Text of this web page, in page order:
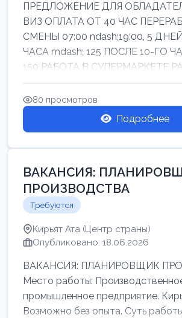
ПРЕДЛОЖЕНИЕ ДЛЯ
ВИЗ ОПЛАТА ОТ 40 ЧАС
СМЕНЫ 07:00 ndash;19:00, 5
ЧАСА mdash; 125 ПОСЛЕ 10-ГО
150 РАБОТА В СУПЕРМАРКЕТЕ
ТОВАРОВ НЕ ТЯЖ...
80 просмотров
Подробнее
ВАКАНСИЯ:
ПРОИЗВОДСТВА
Требуются
Кирьят Ата (Центр страны)
Опубликовано: 18.06.2026
ВАКАНСИЯ: ПЛАНИРОВЩИК
Место работы:
промышленное предприятие.
Возможно без опыта. Суть